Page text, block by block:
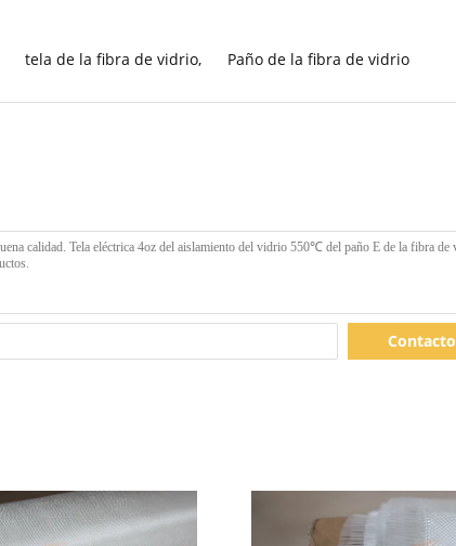
tela de la fibra de vidrio, Paño de la fibra de vidrio
Contacto